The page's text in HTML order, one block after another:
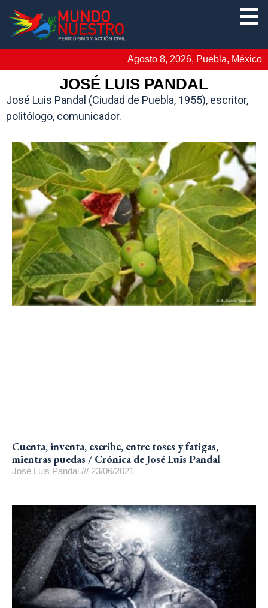
Agosto 8, 2026, Puebla, México
JOSÉ LUIS PANDAL
José Luis Pandal (Ciudad de Puebla, 1955), escritor,
politólogo, comunicador.
Cuenta, inventa, escribe, entre toses y fatigas,
mientras puedas / Crónica de José Luis Pandal
José Luis Pandal 23/06/2021